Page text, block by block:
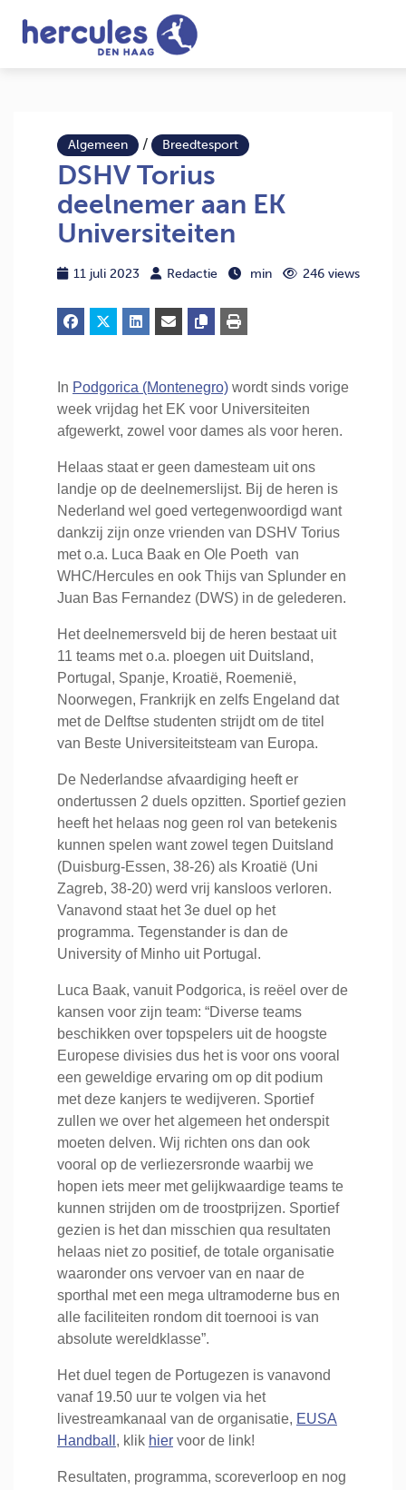
Algemeen / Breedtesport
DSHV Torius
deelnemer aan EK
Universiteiten
11 juli 2023 Redactie min 246 views
In Podgorica (Montenegro) wordt sinds vorige
week vrijdag het EK voor Universiteiten
afgewerkt, zowel voor dames als voor heren.
Helaas staat er geen damesteam uit ons
landje op de deelnemerslijst. Bij de heren is
Nederland wel goed vertegenwoordigd want
dankzij zijn onze vrienden van DSHV Torius
met o.a. Luca Baak en Ole Poeth van
WHC/Hercules en ook Thijs van Splunder en
Juan Bas Fernandez (DWS) in de gelederen.
Het deelnemersveld bij de heren bestaat uit
11 teams met o.a. ploegen uit Duitsland,
Portugal, Spanje, Kroatië, Roemenië,
Noorwegen, Frankrijk en zelfs Engeland dat
met de Delftse studenten strijdt om de titel
van Beste Universiteitsteam van Europa.
De Nederlandse afvaardiging heeft er
ondertussen 2 duels opzitten. Sportief gezien
heeft het helaas nog geen rol van betekenis
kunnen spelen want zowel tegen Duitsland
(Duisburg-Essen, 38-26) als Kroatië (Uni
Zagreb, 38-20) werd vrij kansloos verloren.
Vanavond staat het 3e duel op het
programma. Tegenstander is dan de
University of Minho uit Portugal.
Luca Baak, vanuit Podgorica, is reëel over de
kansen voor zijn team: “Diverse teams
beschikken over topspelers uit de hoogste
Europese divisies dus het is voor ons vooral
een geweldige ervaring om op dit podium
met deze kanjers te wedijveren. Sportief
zullen we over het algemeen het onderspit
moeten delven. Wij richten ons dan ook
vooral op de verliezersronde waarbij we
hopen iets meer met gelijkwaardige teams te
kunnen strijden om de troostprijzen. Sportief
gezien is het dan misschien qua resultaten
helaas niet zo positief, de totale organisatie
waaronder ons vervoer van en naar de
sporthal met een mega ultramoderne bus en
alle faciliteiten rondom dit toernooi is van
absolute wereldklasse”.
Het duel tegen de Portugezen is vanavond
vanaf 19.50 uur te volgen via het
livestreamkanaal van de organisatie, EUSA
Handball , klik hier voor de link!
Resultaten, programma, scoreverloop en nog